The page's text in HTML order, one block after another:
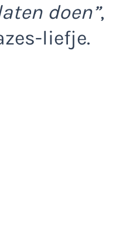
doen”,
liefje.